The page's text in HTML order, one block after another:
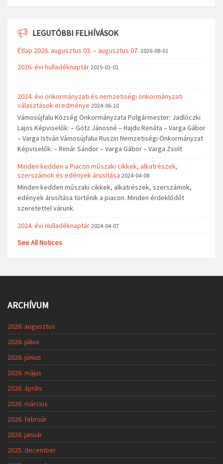
LEGUTÓBBI FELHÍVÁSOK
Étlap 2026. augusztus 03. – augusztus 07. 2026-08-01
2026. évi hulladéknaptár 2025-01-01
2024. évi önkormányzati és nemzetiségi önkormányzati
választások eredménye 2024-06-10
Vámosújfalu Község Önkormányzata Polgármester: Jadlóczki
Lajos Képviselők: – Götz Jánosné – Hajdu Renáta – Varga Gábor
– Varga István Vámosújfalui Ruszin Nemzetiségi Önkormányzat
Képviselők: – Rimár Sándor – Varga Gábor – Varga Zsolt
Minden kedden a Piacon műszaki cikkek, alkatrészek,
szerszámok és edények árusítása 2024-04-08
Minden kedden műszaki cikkek, alkatrészek, szerszámok,
edények árusítása történik a piacon. Minden érdeklődőt
szeretettel várunk.
2024. évi Hulladéknaptár 2024-04-07
See All Notices
ARCHÍVUM
2026. augusztus
2026. július
2026. június
2026. május
2026. április
2026. március
2026. február
2026. január
2025. december